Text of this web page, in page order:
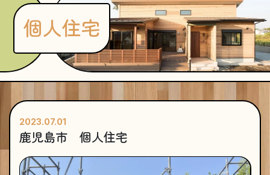
個人住宅
2023.07.01
鹿児島市 個人住宅